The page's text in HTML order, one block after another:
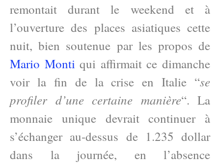
remontait durant le weekend et à
l’ouverture des places asiatiques cette
nuit, bien soutenue par les propos de
Mario Montiqui affirmait ce dimanche
voir la fin de la crise en Italie “se
profiler d’une certaine manière“. La
monnaie unique devrait continuer à
s’échanger au-dessus de 1.235 dollar
dans la journée, en l’absence